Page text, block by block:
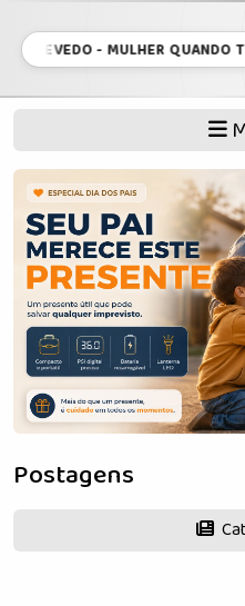
- MULHER QUANDO
Postagens